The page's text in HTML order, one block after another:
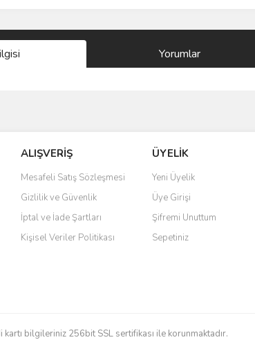
Yorumlar
bozuk veya görüntülenemiyor.
eksik bilgiler bulunuyor.
bulunuyor.
daha pahalı.
alternatifler olmalı.
ALIŞVERİŞ
Mesafeli Satış Sözleşmesi
Gizlilik ve Güvenlik
İptal ve İade Şartları
Kişisel Veriler Politikası
ÜYELİK
Yeni Üyelik
Üye Girişi
Şifremi Unuttum
Sepetiniz
kartı bilgileriniz 256bit SSL sertifikası ile korunmaktadır.